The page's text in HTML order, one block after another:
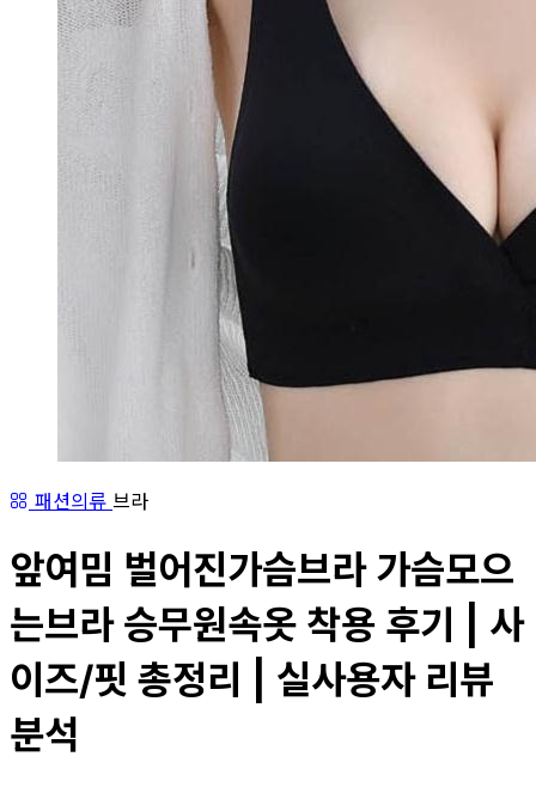
패션의류 브라
앞여밈 벌어진가슴브라 가슴모으
는브라 승무원속옷 착용 후기 | 사
이즈/핏 총정리 | 실사용자 리뷰
분석